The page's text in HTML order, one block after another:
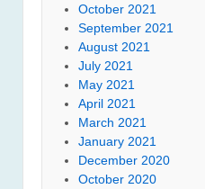
October 2021
September 2021
August 2021
July 2021
May 2021
April 2021
March 2021
January 2021
December 2020
October 2020